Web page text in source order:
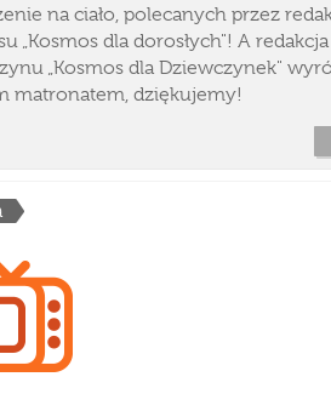
na ciało, polecanych przez
„Kosmos dla dorosłych"! A redakcja
„Kosmos dla Dziewczynek"
matronatem, dziękujemy!